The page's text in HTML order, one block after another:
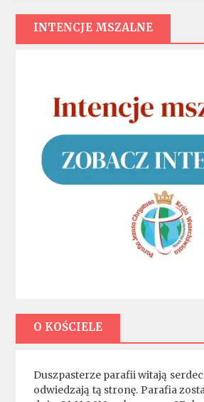
INTENCJE MSZALNE
O KOŚCIELE
Duszpasterze parafii witają
odwiedzają tą stronę. Parafia